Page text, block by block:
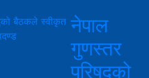
नेपाल
गुणस्तर
परिषद्को